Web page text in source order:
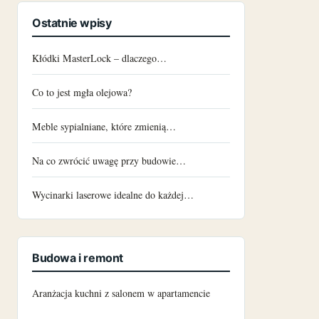
Ostatnie wpisy
Kłódki MasterLock – dlaczego…
Co to jest mgła olejowa?
Meble sypialniane, które zmienią…
Na co zwrócić uwagę przy budowie…
Wycinarki laserowe idealne do każdej…
Budowa i remont
Aranżacja kuchni z salonem w apartamencie